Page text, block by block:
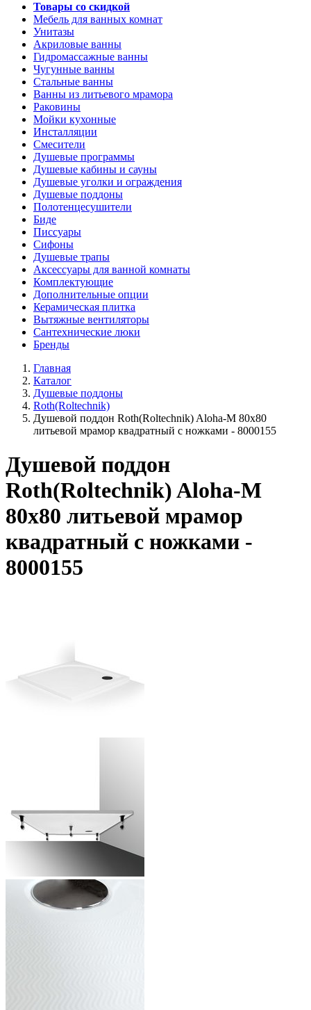
Товары со скидкой
Мебель для ванных комнат
Унитазы
Акриловые ванны
Гидромассажные ванны
Чугунные ванны
Стальные ванны
Ванны из литьевого мрамора
Раковины
Мойки кухонные
Инсталляции
Смесители
Душевые программы
Душевые кабины и сауны
Душевые уголки и ограждения
Душевые поддоны
Полотенцесушители
Биде
Писсуары
Сифоны
Душевые трапы
Аксессуары для ванной комнаты
Комплектующие
Дополнительные опции
Керамическая плитка
Вытяжные вентиляторы
Сантехнические люки
Бренды
Главная
Каталог
Душевые поддоны
Roth(Roltechnik)
Душевой поддон Roth(Roltechnik) Aloha-M 80x80
литьевой мрамор квадратный с ножками - 8000155
Душевой поддон
Roth(Roltechnik) Aloha-M
80x80 литьевой мрамор
квадратный с ножками -
8000155